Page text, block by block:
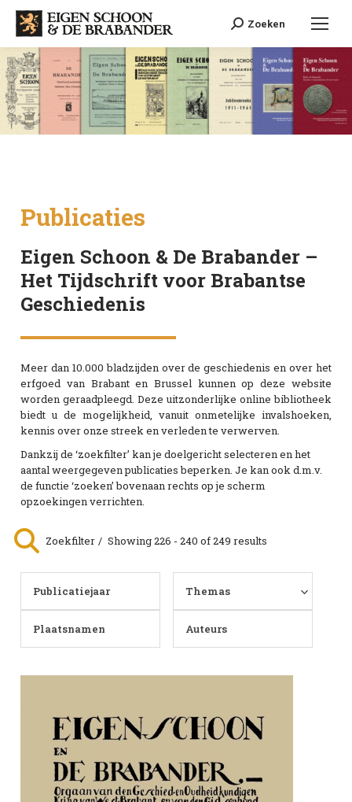
Search:Zoeken
Publicaties
Eigen Schoon & De Brabander –
Het Tijdschrift voor Brabantse
Geschiedenis
Meer dan 10.000 bladzijden over de geschiedenis en over het
erfgoed van Brabant en Brussel kunnen op deze website
worden geraadpleegd. Deze uitzonderlijke online bibliotheek
biedt u de mogelijkheid, vanuit onmetelijke invalshoeken,
kennis over onze streek en verleden te verwerven.
Dankzij de ‘zoekfilter’ kan je doelgericht selecteren en het
aantal weergegeven publicaties beperken. Je kan ook d.m.v.
de functie ‘zoeken’ bovenaan rechts op je scherm
opzoekingen verrichten.
Zoekfilter Showing 226 - 240 of 249 results
Publicatiejaar Themas
Plaatsnamen Auteurs